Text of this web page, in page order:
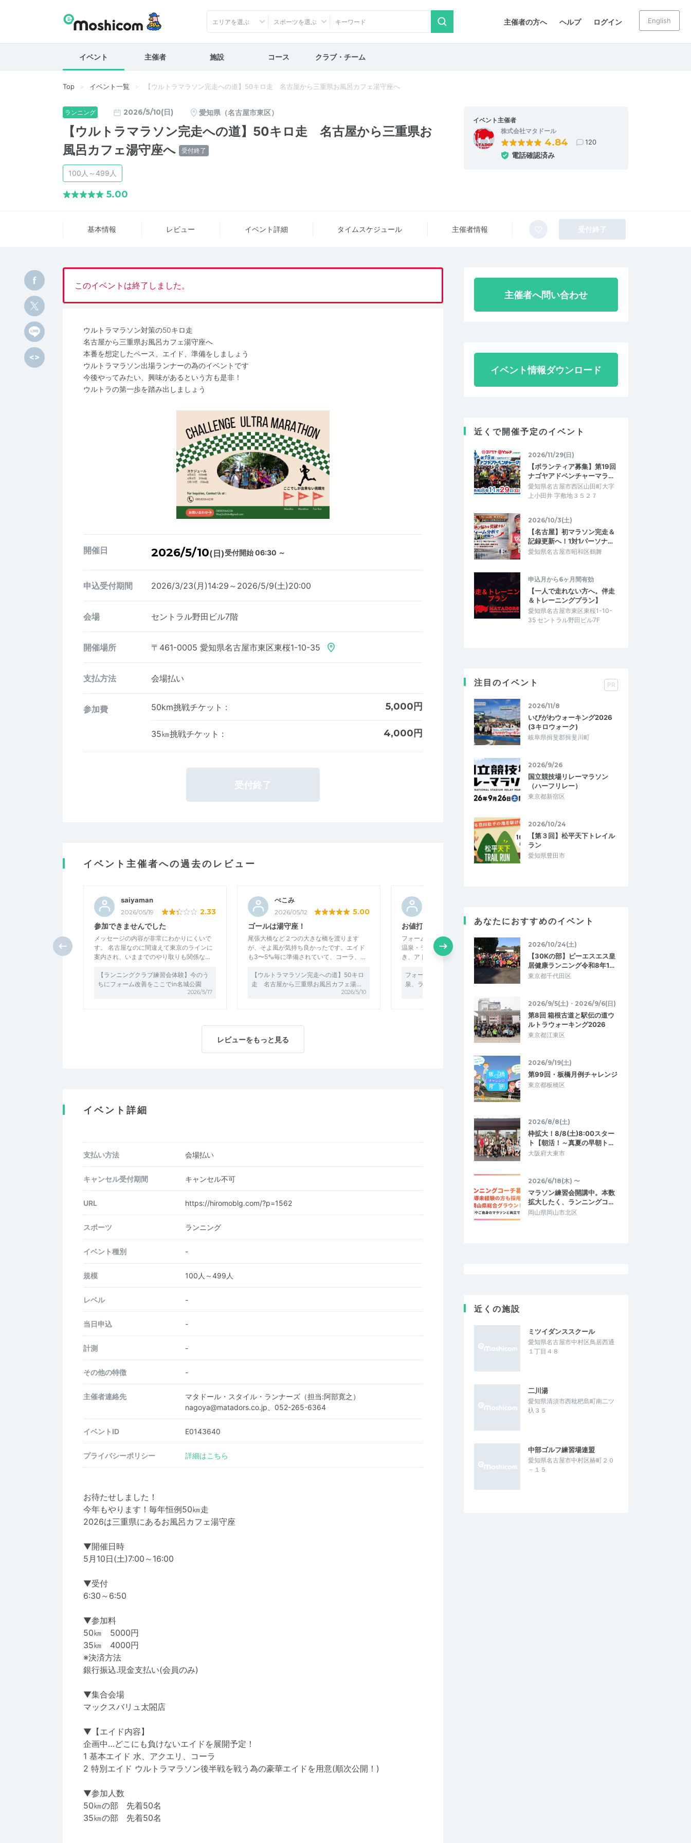
主催者の方へ ヘルプ ログイン
エリアを選ぶ スポーツを選ぶ English
イベント 主催者 施設 コース クラブ・チーム
Top イベント一覧 【ウルトラマラソン完走への道】50キロ走 名古屋から三重県お風呂カフェ湯守座へ
ランニング 2026/5/10(日) 愛知県（名古屋市東区）
【ウルトラマラソン完走への道】50キロ走 名古屋から三重県お
風呂カフェ湯守座へ
受付終了
100人～499人
5.00
イベント主催者
株式会社マタドール
4.84 120
電話確認済み
基本情報 レビュー イベント詳細 タイム スケジュール 主催者情報 受付終了
このイベントは終了しました。
ウルトラマラソン対策の50キロ走
名古屋から三重県お風呂カフェ湯守座へ
本番を想定したペース、エイド、準備をしましょう
ウルトラマラソン出場ランナーの為のイベントです
今後やってみたい、興味があるという方も是非！
ウルトラの第一歩を踏み出しましょう
開催日 2026/5/10(日)受付開始 06:30 ～
申込受付期間 2026/3/23(月)14:29～2026/5/9(土)20:00
会場 セントラル野田ビル7階
開催場所 〒461-0005 愛知県名古屋市東区東桜1-10-35
支払方法 会場払い
参加費 50km挑戦チケット : 5,000円
35㎞挑戦チケット : 4,000円
受付終了
イベント主催者への過去のレビュー
saiyaman
2026/05/19 2.33
参加できませんでした
メッセージの内容が非常にわかりにくいで
す。 名古屋なのに間違えて東京のラインに
案内され、いままでのやり取りも関係な…
【ランニングクラブ練習会体験】今のう
ちにフォーム改善をここでin名城公園
2026/5/17
ぺこみ
2026/05/12 5.00
ゴールは湯守座！
尾張大橋など２つの大きな橋を渡ります
が、そよ風が気持ち良かったです。エイド
も3〜5㌔毎に準備されていて、コーラ、…
【ウルトラマラソン完走への道】50キロ
走 名古屋から三重県お風呂カフェ湯…
2026/5/10
お値打ち本格ラン指導
フォーム撮影・後日フィードバックあり・
温泉・ランチ付、また、当日は直接質問で
き、アドバイスもいただけ、2000円は破…
フォーム撮影会＠稲沢ぽかぽか温泉(温
泉、ランチ付）
清流マラソンの3キロにむけての練
とても良い内容のウォームアップで練習に
なりました！
ランニングに特化した動きづくり＠湯ど
レビューをもっと見る
イベント詳細
支払い方法 会場払い
キャンセル受付期間 キャンセル不可
URL https://hiromoblg.com/?p=1562
スポーツ ランニング
イベント種別 -
規模 100人～499人
レベル -
当日申込 -
計測 -
その他の特徴 -
主催者連絡先
マタドール・スタイル・ランナーズ（担当:阿部寛之）
nagoya@matadors.co.jp、052-265-6364
イベントID E0143640
プライバシーポリシー 詳細はこちら
お待たせしました！
今年もやります！毎年恒例50㎞走
2026は三重県にあるお風呂カフェ湯守座
▼開催日時
5月10日(土)7:00～16:00
▼受付
6:30～6:50
▼参加料
50㎞ 5000円
35㎞ 4000円
※決済方法
銀行振込.現金支払い(会員のみ)
▼集合会場
マックスバリュ太閤店
▼【エイド内容】
企画中…どこにも負けないエイドを展開予定！
1 基本エイド 水、アクエリ、コーラ
2 特別エイド ウルトラマラソン後半戦を戦う為の豪華エイドを用意(順次公開！)
▼参加人数
50㎞の部 先着50名
35㎞の部 先着50名
主催者へ問い合わせ
イベント情報ダウンロード
近くで開催予定のイベント
2026/11/29(日)
【ボランティア募集】第19回
ナゴヤアドベンチャーマラ…
愛知県名古屋市西区山田町大字
上小田井 字敷地３５２７
2026/10/3(土)
【名古屋】初マラソン完走＆
記録更新へ！1対1パーソナ…
愛知県名古屋市昭和区鶴舞
申込月から6ヶ月間有効
【一人で走れない方へ。伴走
＆トレーニングプラン】
愛知県名古屋市東区東桜1-10-
35 セントラル野田ビル7F
注目のイベント PR
2026/11/8
いびがわウォーキング2026
(3キロウォーク)
岐阜県揖斐郡揖斐川町
2026/9/26
国立競技場リレーマラソン
（ハーフリレー）
東京都新宿区
2026/10/24
【第３回】松平天下トレイル
ラン
愛知県豊田市
あなたにおすすめのイベント
2026/10/24(土)
【30Kの部】ピーエスエス皇
居健康ランニング令和8年1…
東京都千代田区
2026/9/5(土)・2026/9/6(日)
第8回 箱根古道と駅伝の道ウ
ルトラウォーキング2026
東京都江東区
2026/9/19(土)
第99回・板橋月例チャレンジ
東京都板橋区
2026/8/8(土)
枠拡大！8/8(土)8:00スター
ト【朝活！～真夏の早朝ト…
大阪府大東市
2026/6/18(木) 〜
マラソン練習会開講中。本数
拡大したく、ランニングコ…
岡山県岡山市北区
近くの施設
ミツイダンススクール
愛知県名古屋市中村区鳥居西通
１丁目４８
二川湯
愛知県清須市西枇杷島町南二ツ
杁３５
中部ゴルフ練習場連盟
愛知県名古屋市中村区椿町２０
－１５